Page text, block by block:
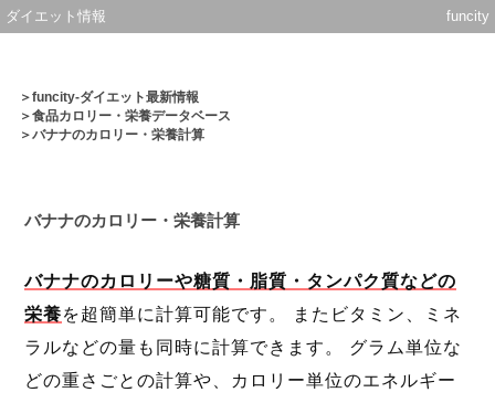
ダイエット情報 funcity
＞funcity-ダイエット最新情報
＞食品カロリー・栄養データベース
＞バナナのカロリー・栄養計算
バナナのカロリー・栄養計算
バナナのカロリーや糖質・脂質・タンパク質などの
栄養を超簡単に計算可能です。 またビタミン、ミネ
ラルなどの量も同時に計算できます。 グラム単位な
どの重さごとの計算や、カロリー単位のエネルギー